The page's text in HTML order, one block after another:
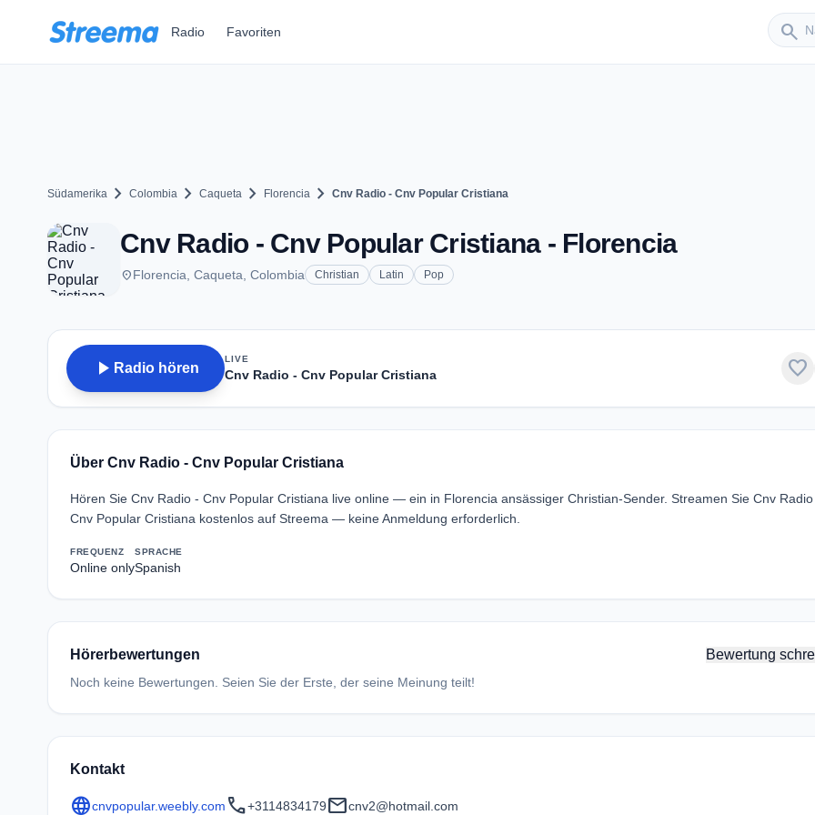
Radio Favoriten search
Sender
Südamerika chevron_right Colombia chevron_right Caqueta chevron_right Florencia chevron_right Cnv Radio - Cnv Popular Cristiana
Cnv Radio - Cnv Popular Cristiana - Florencia
placeFlorencia, Caqueta, Colombia Christian Latin Pop
play_arrow Radio hören
LIVE
Cnv Radio - Cnv Popular Cristiana favorite
Über Cnv Radio - Cnv Popular Cristiana
Hören Sie Cnv Radio - Cnv Popular Cristiana live online — ein in Florencia ansässiger Christian-Sender. Streamen Sie Cnv Radio
Cnv Popular Cristiana kostenlos auf Streema — keine Anmeldung erforderlich.
FREQUENZ
Online only
SPRACHE
Spanish
Hörerbewertungen Bewertung
Noch keine Bewertungen. Seien Sie der Erste, der seine Meinung teilt!
Kontakt
languagecnvpopular.weebly.com call+3114834179mailcnv2@hotmail.com